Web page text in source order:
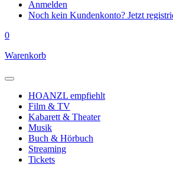
Anmelden
Noch kein Kundenkonto? Jetzt
0
Warenkorb
HOANZL empfiehlt
Film & TV
Kabarett & Theater
Musik
Buch & Hörbuch
Streaming
Tickets